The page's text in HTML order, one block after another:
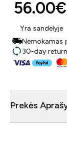
56.00€‎
Yra sandėlyje
Nemokamas
30-day
Prekės